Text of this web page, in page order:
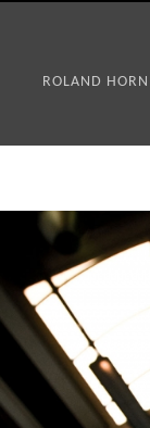
ROLAND HORN